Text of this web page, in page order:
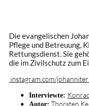
Die evangelischen
Pflege und Betreuung,
Rettungsdienst. Sie
die im Zivilschutz zum
instagram.com/
Interviewte:
Autor: Thorsten